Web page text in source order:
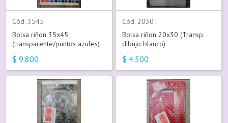
Cód. 3545
Bolsa riñon 35x45
(transparente/puntos azules)
$ 9.800
Cód. 2030
Bolsa riñon 20x30 (Transp.
dibujo blanco)
$ 4.500